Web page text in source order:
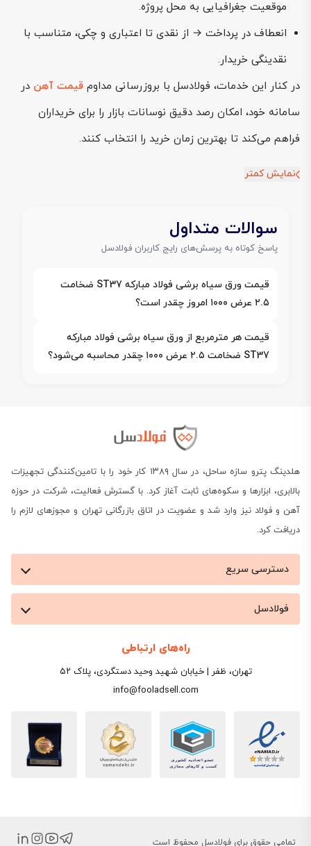
موقعیت جغرافیایی به محل پروژه.
انعطاف در پرداخت → از نقدی تا اعتباری و چکی، متناسب با
نقدینگی خریدار.
در کنار این خدمات، فولادسل با بروزرسانی مداوم قیمت آهن در
سامانه خود، امکان رصد دقیق نوسانات بازار را برای خریداران
فراهم می‌کند تا بهترین زمان خرید را انتخاب کنند.
نمایش کمتر
سوالات متداول
پاسخ کوتاه به پرسش‌های رایج کاربران فولادسل
قیمت ورق سیاه برشی فولاد مبارکه ST37 ضخامت
۲.۵ عرض ۱۰۰۰ امروز چقدر است؟
قیمت هر مترمربع از ورق سیاه برشی فولاد مبارکه
ST37 ضخامت ۲.۵ عرض ۱۰۰۰ چقدر محاسبه می‌شود؟
هلدینگ پترو سازه ساحل، در سال ۱۳۸۹ کار خود را با تامین‌کنندگی تجهیزات
بالابری، ابزارها و سکوه‌های ثابت آغاز کرد. با گسترش فعالیت، شرکت در حوزه
آهن و فولاد نیز وارد شد و عضویت در اتاق بازرگانی تهران و مجوزهای لازم را
دریافت کرد.
دسترسی سریع
فولادسل
راه‌های ارتباطی
تهران، ظفر | خیابان شهید وحید دستگردی، پلاک ۵۲
info@fooladsell.com
تمامی حقوق برای فولادسل محفوظ است